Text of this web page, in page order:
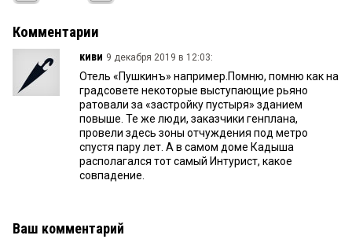
Комментарии
киви 9 декабря 2019 в 12:03:
Отель «Пушкинъ» например.Помню, помню как на
градсовете некоторые выступающие рьяно
ратовали за «застройку пустыря» зданием
повыше. Те же люди, заказчики генплана,
провели здесь зоны отчуждения под метро
спустя пару лет. А в самом доме Кадыша
располагался тот самый Интурист, какое
совпадение.
Ваш комментарий